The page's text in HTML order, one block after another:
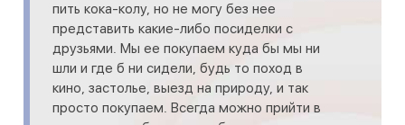
пить кока-колу, но не могу без нее
представить какие-либо посиделки с
друзьями. Мы ее покупаем куда бы мы ни
шли и где б ни сидели, будь то поход в
кино, застолье, выезд на природу, и так
просто покупаем. Всегда можно прийти в